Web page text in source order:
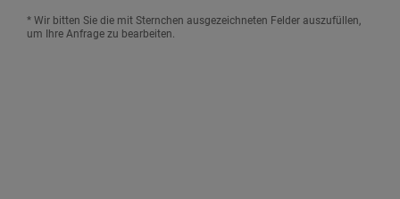
* Wir bitten Sie die mit Sternchen ausgezeichneten Felder auszufüllen,
um Ihre Anfrage zu bearbeiten.